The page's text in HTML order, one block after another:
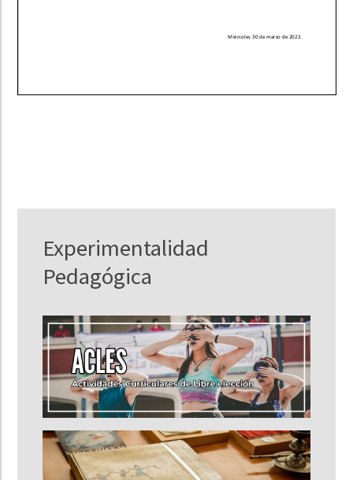
Experimentalidad
Pedagógica